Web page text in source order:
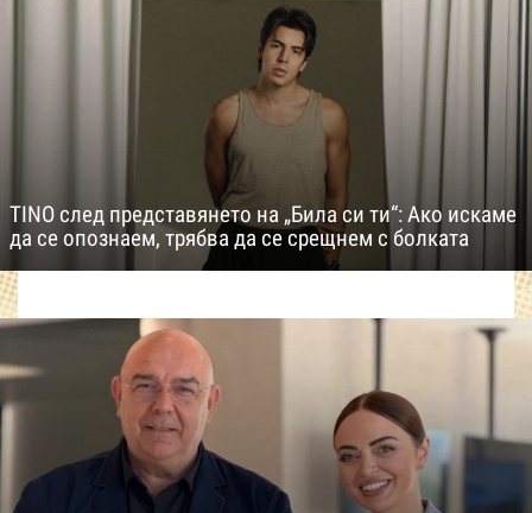
TINO след представянето на „Била си ти“: Ако искаме
да се опознаем, трябва да се срещнем с болката